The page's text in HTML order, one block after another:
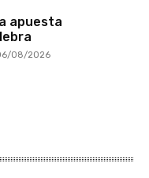
apuesta
08/2026